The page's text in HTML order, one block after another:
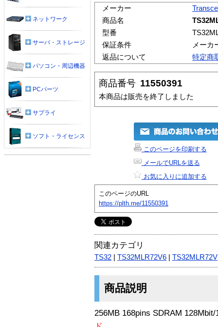
メーカー
商品名
型番
保証条件
メーカ
返品について
特定商
商品番号 11550391
本商品は販売を終了しました
このページを印刷する
メールでURLを送る
お気に入りに追加する
このページのURL
https://plth.me/11550391
関連カテゴリ
TS32 TS32MLR72V6 TS32MLR72V
商品説明
256MB 168pins SDRAM
ネットワーク
サーバ・ストレージ
パソコン・周辺機器
PCパーツ
サプライ
ソフト・ライセンス